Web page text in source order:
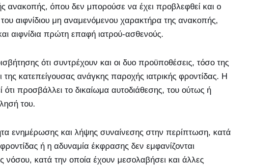
ανακοπής, όπου δεν μπορούσε να έχει προβλεφθεί και ο
αιφνίδιου μη αναμενόμενου χαρακτήρα της ανακοπής,
αιφνίδια πρώτη επαφή ιατρού-ασθενούς.
ότι συντρέχουν και οι δυο προϋποθέσεις, τόσο της
κατεπείγουσας ανάγκης παροχής ιατρικής φροντίδας. Η
προσβάλλει το δικαίωμα αυτοδιάθεσης, του ούτως ή
του.
ενημέρωσης και λήψης συναίνεσης στην περίπτωση, κατά
ή η αδυναμία έκφρασης δεν εμφανίζονται
κατά την οποία έχουν μεσολαβήσει και άλλες